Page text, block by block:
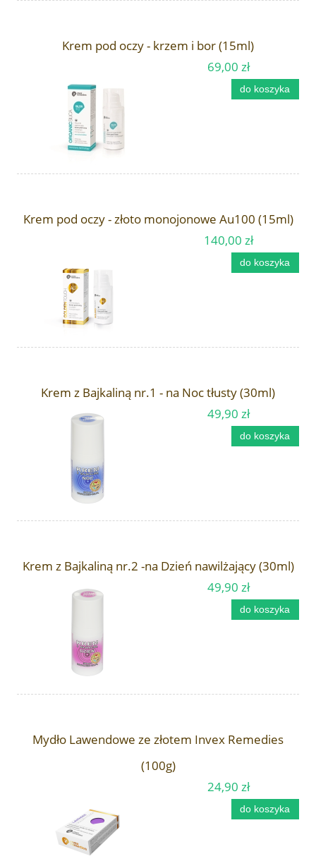
Krem pod oczy - krzem i bor (15ml)
69,00 zł
do koszyka
Krem pod oczy - złoto monojonowe Au100 (15ml)
140,00 zł
do koszyka
Krem z Bajkaliną nr.1 - na Noc tłusty (30ml)
49,90 zł
do koszyka
Krem z Bajkaliną nr.2 -na Dzień nawilżający (30ml)
49,90 zł
do koszyka
Mydło Lawendowe ze złotem Invex Remedies
(100g)
24,90 zł
do koszyka